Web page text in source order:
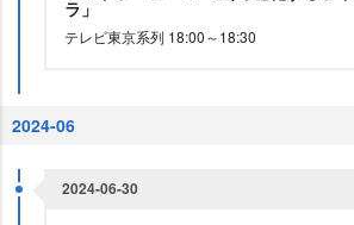
ラ」
テレビ東京系列 18:00～18:30
2024-06
2024-06-30